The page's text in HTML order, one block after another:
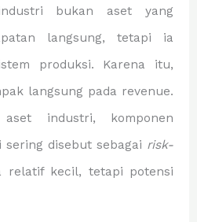
bukan aset yang
langsung, tetapi ia
produksi. Karena itu,
langsung pada revenue.
aset industri, komponen
disebut sebagai risk-
relatif kecil, tetapi potensi